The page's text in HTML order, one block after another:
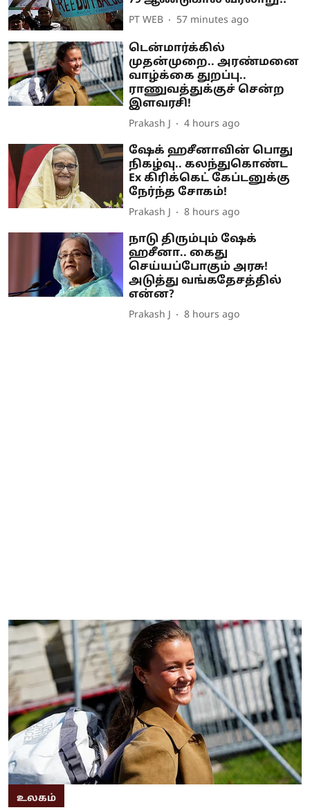
PT WEB 57 minutes ago
டென்மார்க்கில்
முதன்முறை.. அரண்மனை
வாழ்க்கை துறப்பு..
ராணுவத்துக்குச் சென்ற
இளவரசி!
Prakash J 4 hours ago
ஷேக் ஹசீனாவின் பொது
நிகழ்வு.. கலந்துகொண்ட
Ex கிரிக்கெட் கேப்டனுக்கு
நேர்ந்த சோகம்!
Prakash J 8 hours ago
நாடு திரும்பும் ஷேக்
ஹசீனா.. கைது
செய்யப்போகும் அரசு!
அடுத்து வங்கதேசத்தில்
என்ன?
Prakash J 8 hours ago
உலகம்